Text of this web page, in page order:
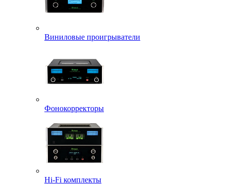
Виниловые проигрыватели
Фонокорректоры
Hi-Fi комплекты